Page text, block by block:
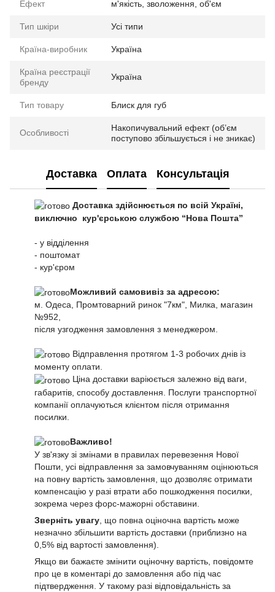
Ефект м'якість, зволоження, об'єм
Тип шкіри Усі типи
Країна-виробник Україна
Країна реєстрації
бренду
Україна
Тип товару Блиск для губ
Особливості
Накопичувальний ефект (об’єм
поступово збільшується і не зникає)
Доставка Оплата Консультація
Доставка здійснюється по всій Україні,
виключно кур'єрською службою “Нова Пошта”
- у відділення
- поштомат
- кур'єром
Можливий самовивіз за адресою:
м. Одеса, Промтоварний ринок "7км", Милка, магазин
№952,
після узгодження замовлення з менеджером.
Відправлення протягом 1-3 робочих днів із
моменту оплати.
Ціна доставки варіюється залежно від ваги,
габаритів, способу доставлення. Послуги транспортної
компанії оплачуються клієнтом після отримання
посилки.
Важливо!
У зв'язку зі змінами в правилах перевезення Нової
Пошти, усі відправлення за замовчуванням оцінюються
на повну вартість замовлення, що дозволяє отримати
компенсацію у разі втрати або пошкодження посилки,
зокрема через форс-мажорні обставини.
Зверніть увагу , що повна оціночна вартість може
незначно збільшити вартість доставки (приблизно на
0,5% від вартості замовлення).
Якщо ви бажаєте змінити оціночну вартість, повідомте
про це в коментарі до замовлення або під час
підтвердження. У такому разі відповідальність за